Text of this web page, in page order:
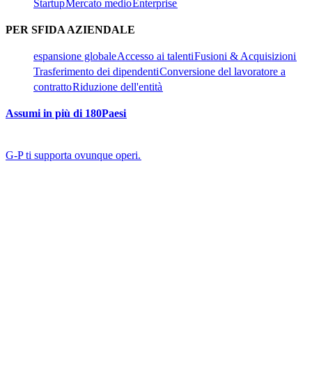
Startup​​Mercato medio​​ Enterprise​​
PER SFIDA AZIENDALE​​
espansione globale​​Accesso ai talenti​​Fusioni & Acquisizioni​​
Trasferimento dei dipendenti​​Conversione del lavoratore a
contratto​​Riduzione dell'entità​​
Assumi in più di 180Paesi​​
G-P ti supporta ovunque operi.​​